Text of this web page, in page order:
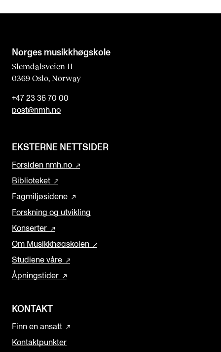
Norges musikk­høgskole
Slemdalsveien 11
0369 Oslo, Norway
+47 23 36 70 00
post@nmh.no
EKSTERNE NETTSIDER
Forsiden nmh.no
Biblioteket
Fagmiljøsidene
Forskning og utvikling
Konserter
Om Musikkhøgskolen
Studiene våre
Åpningstider
KONTAKT
Finn en ansatt
Kontaktpunkter